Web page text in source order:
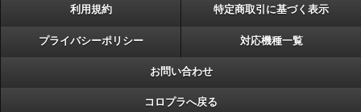
利用規約 特定商取引に基づく表示
プライバシーポリシー 対応機種一覧
お問い合わせ
コロプラへ戻る